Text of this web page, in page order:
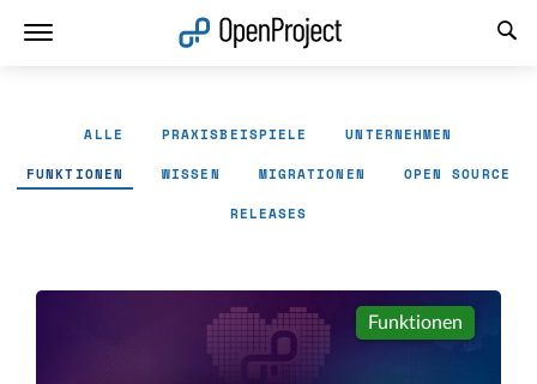
ALLE PRAXISBEISPIELE UNTERNEHMEN
FUNKTIONEN WISSEN MIGRATIONEN OPEN SOURCE
RELEASES
Funktionen
Link in neuem Tab öffnen